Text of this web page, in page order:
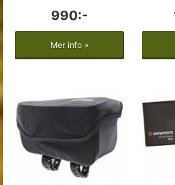
990:-
Mer info »